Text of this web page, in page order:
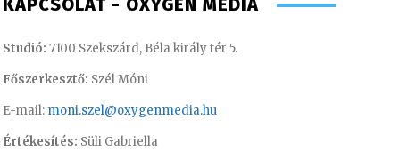
KAPCSOLAT - OXYGEN MEDIA
Studió: 7100 Szekszárd, Béla király tér 5.
Főszerkesztő: Szél Móni
E-mail: moni.szel@oxygenmedia.hu
Értékesítés: Süli Gabriella